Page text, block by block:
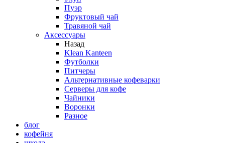
Пуэр
Фруктовый чай
Травяной чай
Аксессуары
Назад
Klean Kanteen
Футболки
Питчеры
Альтернативные кофеварки
Серверы для кофе
Чайники
Воронки
Разное
блог
кофейня